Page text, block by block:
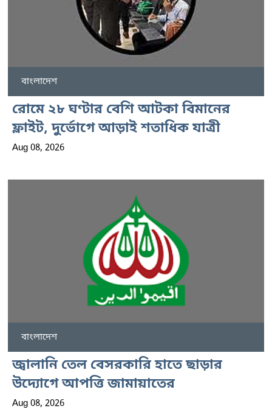
বাংলাদেশ
রোমে ২৮ ঘণ্টার বেশি আটকা বিমানের
ফ্লাইট, দুর্ভোগে আড়াই শতাধিক যাত্রী
Aug 08, 2026
বাংলাদেশ
জ্বালানি তেল বেসরকারি হাতে ছাড়ার
উদ্যোগে আপত্তি জামায়াতের
Aug 08, 2026